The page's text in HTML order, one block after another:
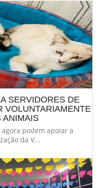
SERVIDORES DE
VOLUNTARIAMENTE
ANIMAIS
podem apoiar a
da V...